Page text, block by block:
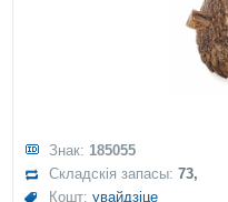
Знак: 185055
Складскія запасы:73,
Кошт:увайдзіце